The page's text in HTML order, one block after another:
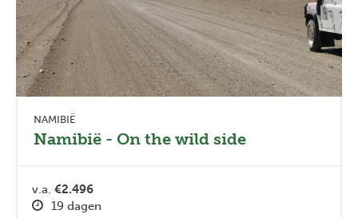
NAMIBIË
Namibië - On the wild side
v.a. €2.496
19 dagen